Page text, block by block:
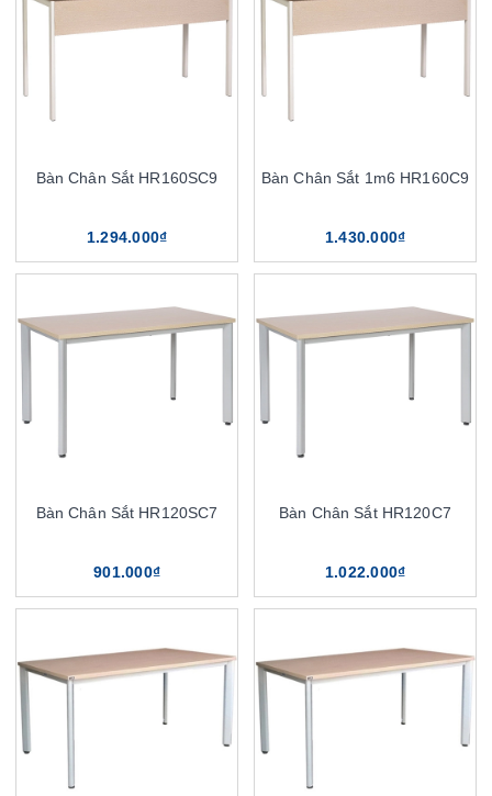
Bàn Chân Sắt HR160SC9
1.294.000₫
Bàn Chân Sắt 1m6 HR160C9
1.430.000₫
Bàn Chân Sắt HR120SC7
901.000₫
Bàn Chân Sắt HR120C7
1.022.000₫